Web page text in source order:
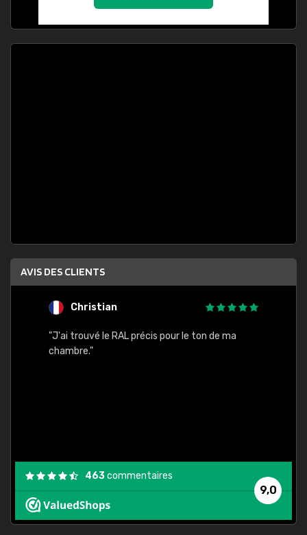
AVIS DES CLIENTS
Christian
"J'ai trouvé le RAL précis pour le ton de ma
chambre."
9,0
463commentaires